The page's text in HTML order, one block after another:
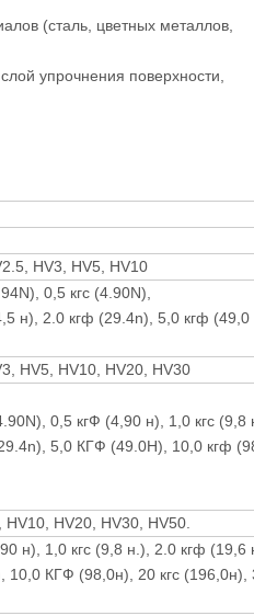
(сталь, цветных металлов,
упрочнения поверхности,
HV3, HV5, HV10
0,5 кгс (4.90N),
н), 2.0 кгф (29.4n), 5,0 кгф (49,0
HV5, HV10, HV20, HV30
0,5 кгФ (4,90 н), 1,0 кгс (9,8
5,0 КГФ (49.0Н), 10,0 кгф
HV20, HV30, HV50.
н), 1,0 кгс (9,8 н.), 2.0 кгф (19,6
10,0 КГФ (98,0н), 20 кгс (196,0н),